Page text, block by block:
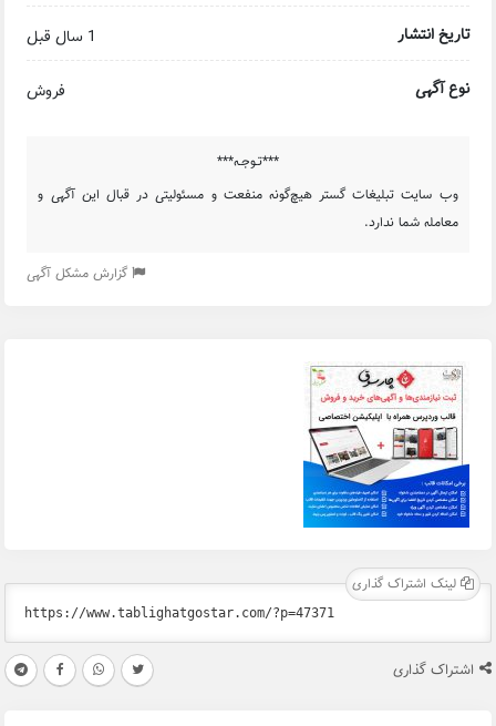
تاریخ انتشار 1 سال قبل
نوع آگهی فروش
***تـوجـه***
وب سایت تبلیغات گستر هیچ‌گونه منفعت و مسئولیتی در قبال این آگهی و
معامله شما ندارد.
گزارش مشکل آگهی
لینک اشتراک گذاری
اشتراک گذاری